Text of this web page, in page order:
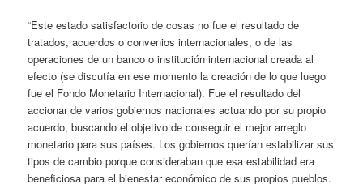
“Este estado satisfactorio de cosas no fue el resultado de
tratados, acuerdos o convenios internacionales, o de las
operaciones de un banco o institución internacional creada al
efecto (se discutía en ese momento la creación de lo que luego
fue el Fondo Monetario Internacional). Fue el resultado del
accionar de varios gobiernos nacionales actuando por su propio
acuerdo, buscando el objetivo de conseguir el mejor arreglo
monetario para sus países. Los gobiernos querían estabilizar sus
tipos de cambio porque consideraban que esa estabilidad era
beneficiosa para el bienestar económico de sus propios pueblos.